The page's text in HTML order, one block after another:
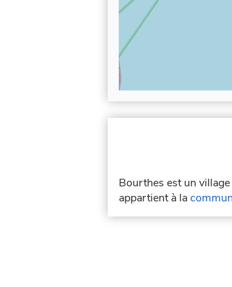
Bourthes est un
appartient à la